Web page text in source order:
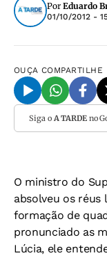
Por Eduardo
01/10/2012 -
OUÇA COMPARTILHE
Siga o A TARDEno
O ministro do
absolveu os réus
formação de
pronunciado as
Lúcia, ele